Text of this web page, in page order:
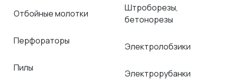
Отбойные молотки
Перфораторы
Пилы
Штроборезы,
бетонорезы
Электролобзики
Электрорубанки